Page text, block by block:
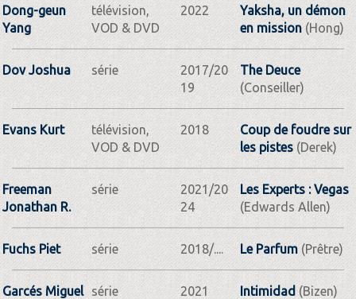
Dong-geun
Yang
télévision,
VOD & DVD
2022
Yaksha, un démon
en mission(Hong)
Dov Joshua série
2017/20
19
The Deuce
(Conseiller)
Evans Kurt
télévision,
VOD & DVD
2018
Coup de foudre sur
les pistes(Derek)
Freeman
Jonathan R.
série
2021/20
24
Les Experts : Vegas
(Edwards Allen)
Fuchs Piet série 2018/.... Le Parfum(Prêtre)
Garcés Miguel série 2021 Intimidad (Bizen)